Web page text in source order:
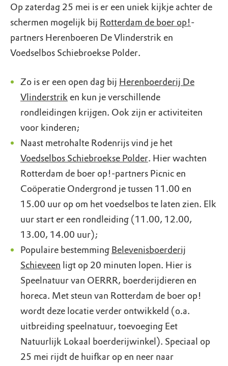
Op zaterdag 25 mei is er een uniek kijkje achter de
schermen mogelijk bij Rotterdam de boer op!-
partners Herenboeren De Vlinderstrik en
Voedselbos Schiebroekse Polder.
Zo is er een open dag bij Herenboerderij De
Vlinderstrik en kun je verschillende
rondleidingen krijgen. Ook zijn er activiteiten
voor kinderen;
Naast metrohalte Rodenrijs vind je het
Voedselbos Schiebroekse Polder. Hier wachten
Rotterdam de boer op!-partners Picnic en
Coöperatie Ondergrond je tussen 11.00 en
15.00 uur op om het voedselbos te laten zien. Elk
uur start er een rondleiding (11.00, 12.00,
13.00, 14.00 uur);
Populaire bestemming Belevenisboerderij
Schieveen ligt op 20 minuten lopen. Hier is
Speelnatuur van OERRR, boerderijdieren en
horeca. Met steun van Rotterdam de boer op!
wordt deze locatie verder ontwikkeld (o.a.
uitbreiding speelnatuur, toevoeging Eet
Natuurlijk Lokaal boerderijwinkel). Speciaal op
25 mei rijdt de huifkar op en neer naar